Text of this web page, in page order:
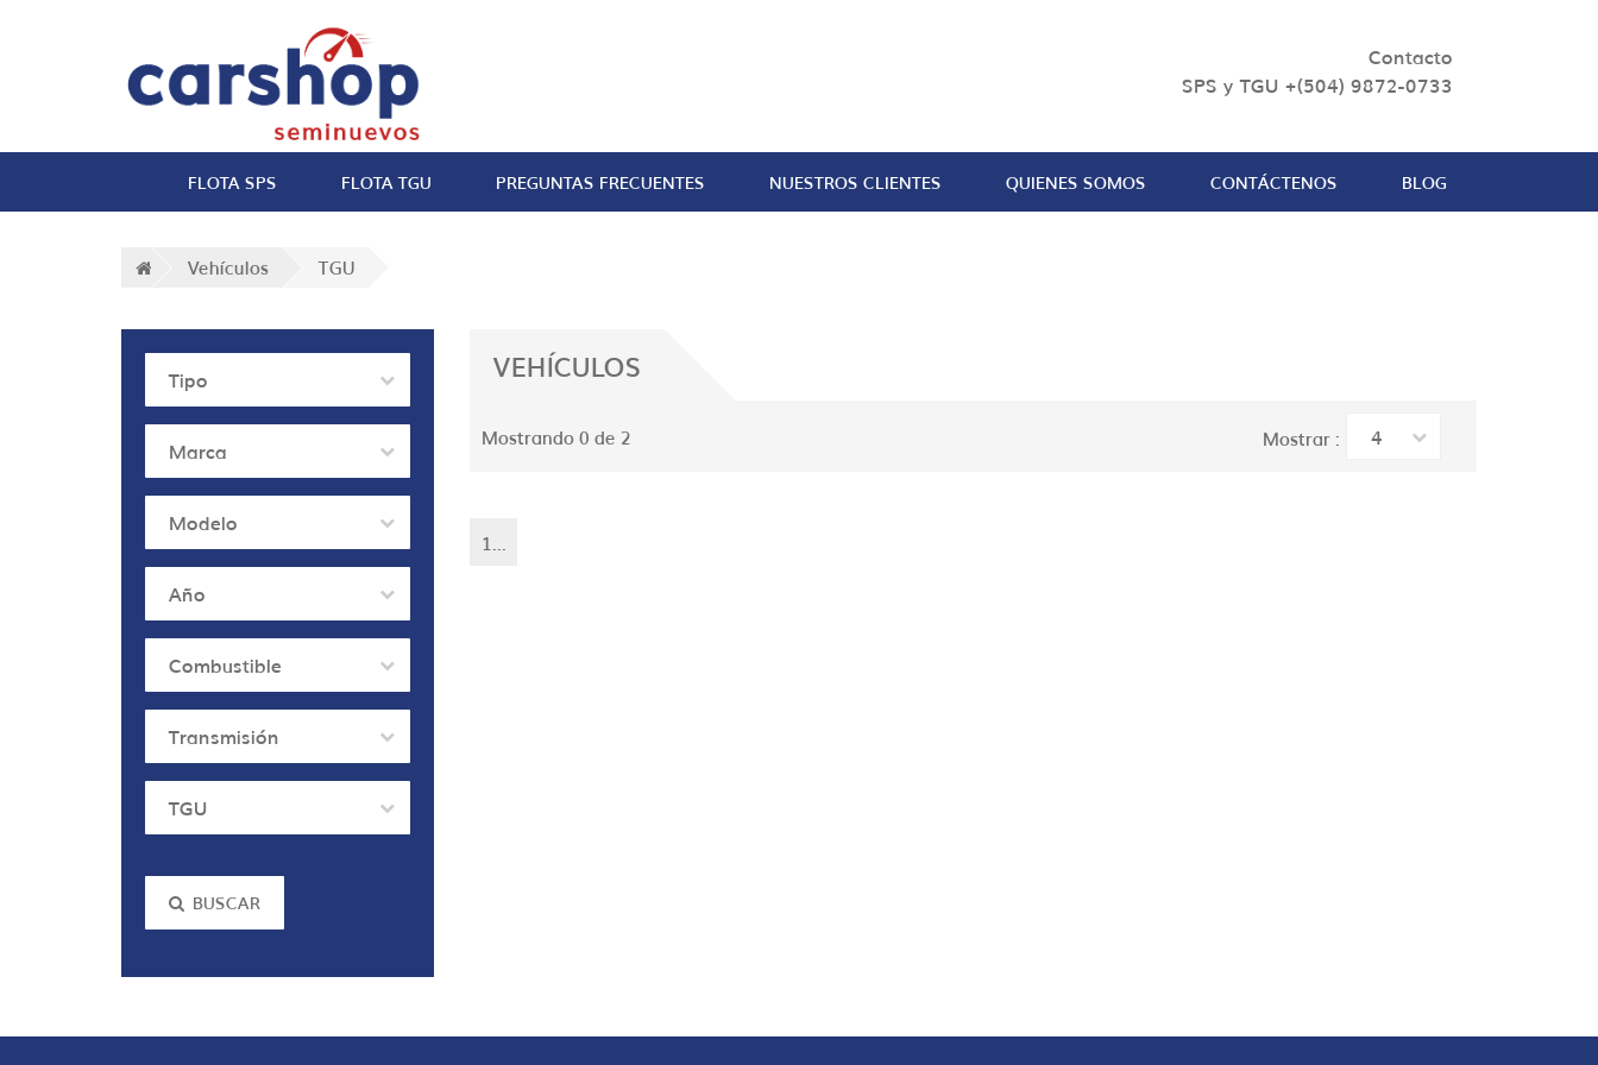
Contacto
SPS y TGU +(504) 9872-0733
FLOTA SPS FLOTA TGU PREGUNTAS FRECUENTES NUESTROS CLIENTES QUIENES SOMOS CONTÁCTENOS BLOG
Vehículos TGU
Tipo
Marca
Modelo
Año
Combustible
Transmisión
TGU
BUSCAR
VEHÍCULOS
Mostrando 0 de 2 Mostrar : 4
1...